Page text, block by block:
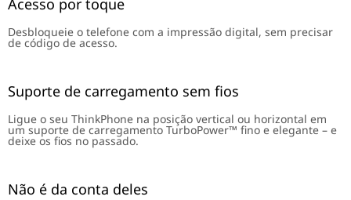
Acesso por toque
Desbloqueie o telefone com a impressão digital, sem precisar
de código de acesso.
Suporte de carregamento sem fios
Ligue o seu ThinkPhone na posição vertical ou horizontal em
um suporte de carregamento TurboPower™ fino e elegante – e
deixe os fios no passado.
Não é da conta deles